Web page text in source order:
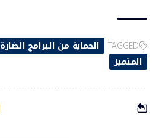
TAGGED: الحماية من البرامج الضارة
المتميز